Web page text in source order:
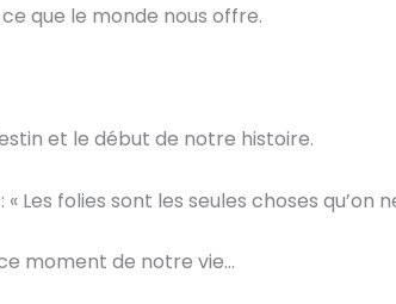
que le monde nous offre.
et le début de notre histoire.
Les folies sont les seules choses qu’on
moment de notre vie…